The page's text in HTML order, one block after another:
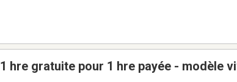
1 hre gratuite pour 1 hre payée - modèle